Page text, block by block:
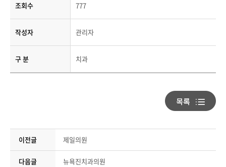
조회수 777
작성자 관리자
구 분 치과
이전글 제일의원
다음글 뉴욕진치과의원